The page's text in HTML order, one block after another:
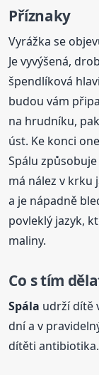
Příznaky
Vyrážka se
Je vyvýšená,
špendlíková
budou vám
na hrudníku,
úst. Ke konci
Spálu
má nález v krku
a je nápadně
povleklý jazyk,
maliny.
Co s tím
Spála udrží dítě
dní a v
dítěti antibiotika.